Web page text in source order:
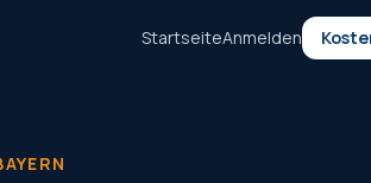
StartseiteAnmelden